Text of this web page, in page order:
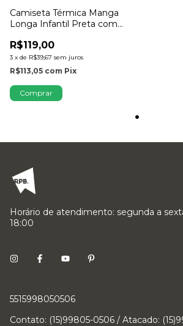
Camiseta Térmica Manga
Longa Infantil Preta com
R$119,00
3 x de R$39,67 sem juros
R$113,05 com Pix
Comprar
Horário de atendimento: segunda a
18:00
5515998050506
Contato: (15)99805-0506 / Atacado: